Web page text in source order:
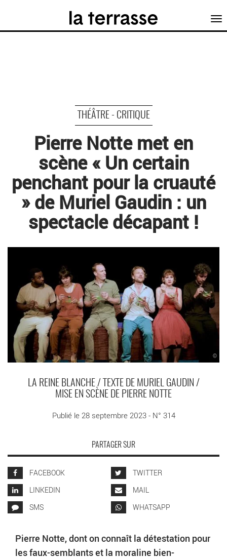
THÉÂTRE - CRITIQUE
Pierre Notte met en
scène « Un certain
penchant pour la cruauté
» de Muriel Gaudin : un
spectacle décapant !
©
LA REINE BLANCHE / TEXTE DE MURIEL GAUDIN /
MISE EN SCÈNE DE PIERRE NOTTE
Publié le 28 septembre 2023 - N° 314
PARTAGER SUR
FACEBOOK
TWITTER
LINKEDIN
MAIL
SMS
WHATSAPP
Pierre Notte, dont on connaît la détestation pour
les faux-semblants et la moraline bien-